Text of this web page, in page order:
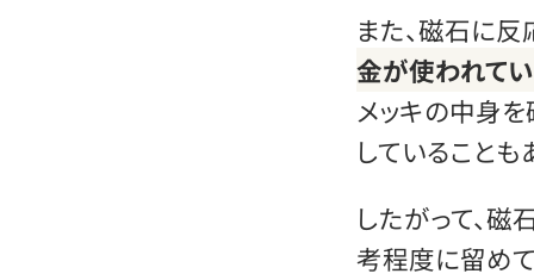
また、磁石に反
金が使われてい
メッキの中身
していることも
したがって、
考程度に留めて